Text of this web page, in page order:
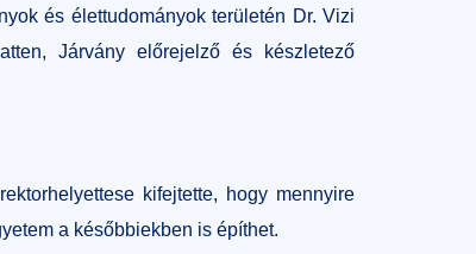
és élettudományok területén Dr. Vizi
Járvány előrejelző és készletező
kifejtette, hogy mennyire
a későbbiekben is építhet.